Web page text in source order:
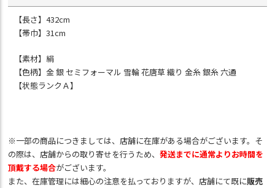
【長さ】432cm
【帯巾】31cm
【素材】絹
【色柄】金 銀 セミフォーマル 雪輪 花唐草 織り 金糸 銀糸 六通
【状態ランクＡ】
※一部の商品につきましては、店舗に在庫がある場合がございます。そ
の際は、店舗からの取り寄せを行うため、発送までに通常よりお時間を
頂戴する場合がございます。
また、在庫管理には細心の注意を払っておりますが、店舗にて既に販売